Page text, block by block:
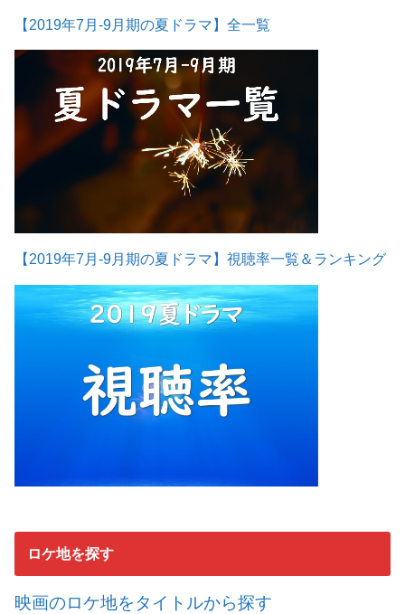
【2019年7月-9月期の夏ドラマ】全一覧
【2019年7月-9月期の夏ドラマ】視聴率一覧＆ランキング
ロケ地を探す
映画のロケ地をタイトルから探す